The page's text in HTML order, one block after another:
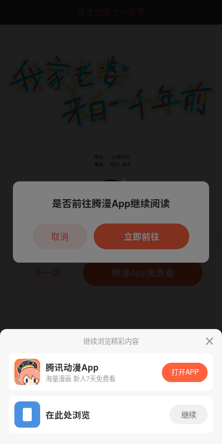
点击加载上一章节
App免费看
腾漫App免费看
继续浏览精彩内容
腾讯动漫App
海量漫画 新人7天免费看
打开APP
在此处浏览 继续
本章节仅支持App阅读，可打开App新用
户7天免费看
是否前往腾漫App继续阅读
立即前往
取消